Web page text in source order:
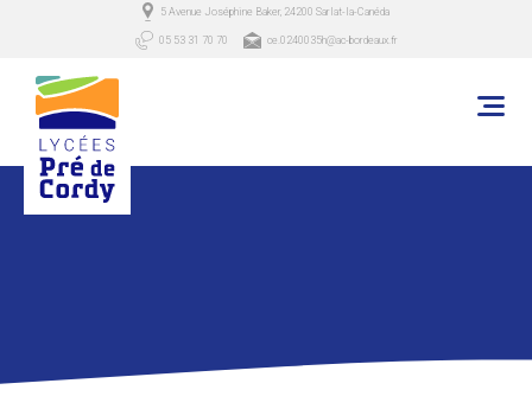
5 Avenue Joséphine Baker, 24200 Sarlat-la-Canéda
05 53 31 70 70 ce.0240035h@ac-bordeaux.fr